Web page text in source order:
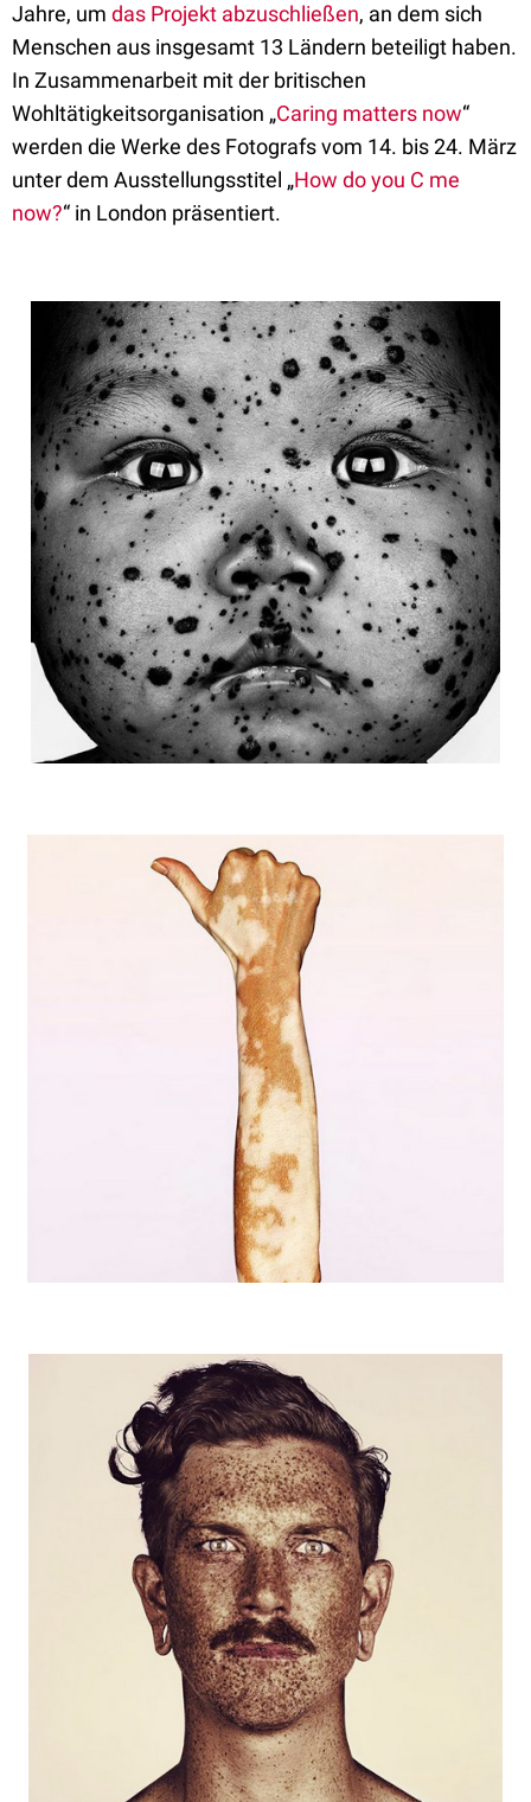
Jahre, um das Projekt abzuschließen, an dem sich
Menschen aus insgesamt 13 Ländern beteiligt haben.
In Zusammenarbeit mit der britischen
Wohltätigkeitsorganisation „Caring matters now“
werden die Werke des Fotografs vom 14. bis 24. März
unter dem Ausstellungsstitel „How do you C me
now?“ in London präsentiert.